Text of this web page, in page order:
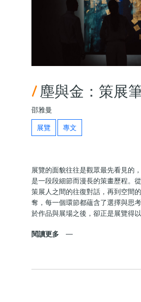
/塵與金：策展
邵雅曼
展覽 專文
展覽的面貌往往是觀眾最先看見的
是一段段細節而漫長的策畫歷程。
策展人之間的往復對話，再到空間
奪，每一個環節都蘊含了選擇與思
於作品與展場之後，卻正是展覽得
閱讀更多